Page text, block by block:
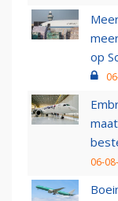
op
06-